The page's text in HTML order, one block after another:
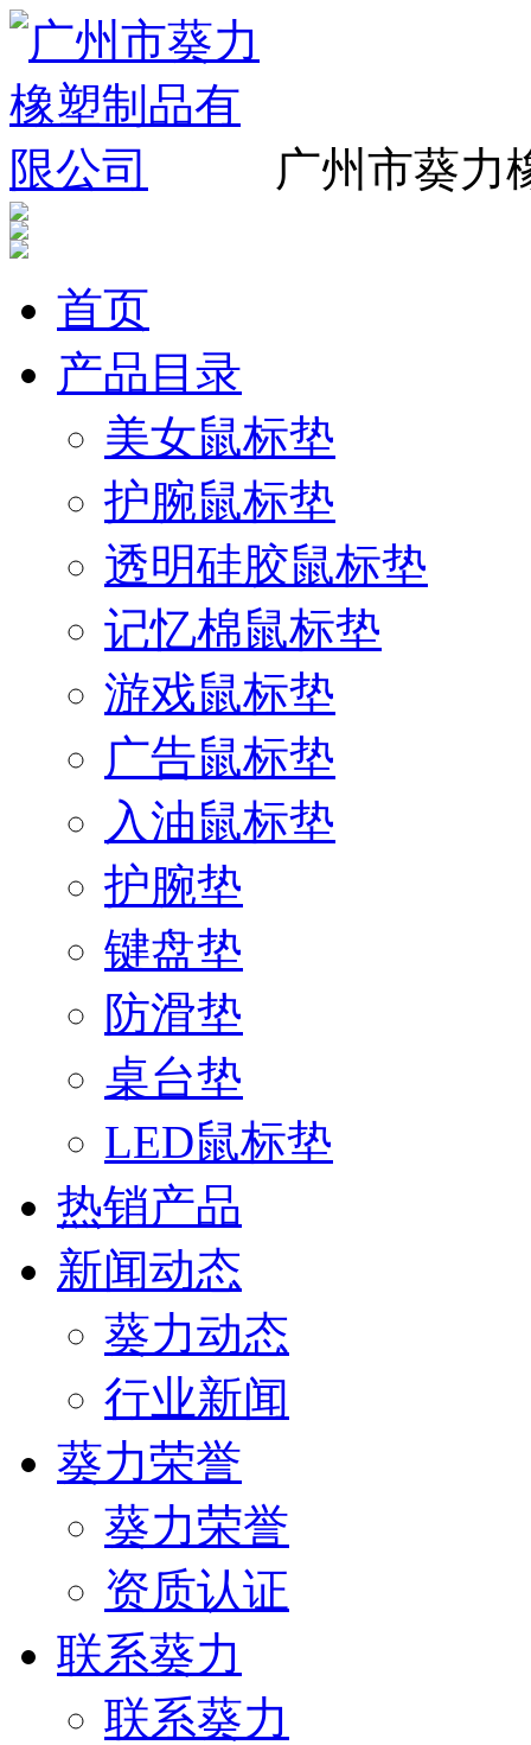
广州市葵力
首页
产品目录
美女鼠标垫
护腕鼠标垫
透明硅胶鼠标垫
记忆棉鼠标垫
游戏鼠标垫
广告鼠标垫
入油鼠标垫
护腕垫
键盘垫
防滑垫
桌台垫
LED鼠标垫
热销产品
新闻动态
葵力动态
行业新闻
葵力荣誉
葵力荣誉
资质认证
联系葵力
联系葵力